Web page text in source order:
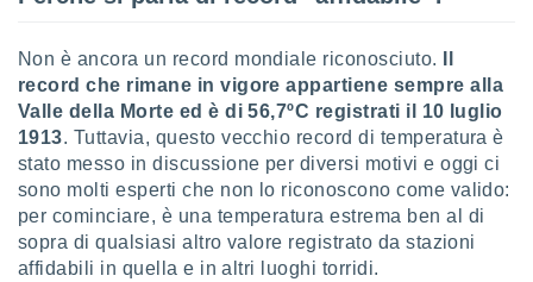
di
dati
sulla
al quale
Per
o
Non è ancora un record mondiale riconosciuto.
record che rimane in vigore appartiene sempre alla
Valle della Morte ed è di 56,7ºC registrati il 10 luglio
1913. Tuttavia, questo vecchio record di temperatura è
stato messo in discussione per diversi motivi e oggi ci
sono molti esperti che non lo riconoscono come valido:
per cominciare, è una temperatura estrema ben al di
sopra di qualsiasi altro valore registrato da stazioni
affidabili in quella e in altri luoghi torridi.